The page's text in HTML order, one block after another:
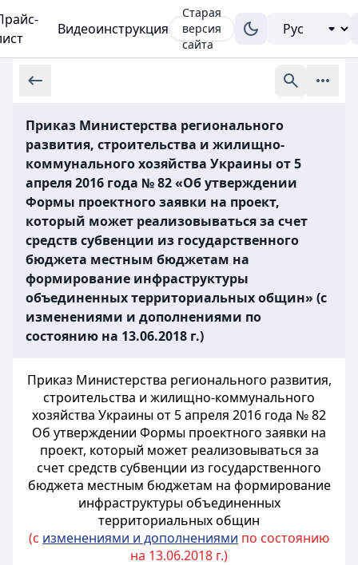
Видеоинструкция
Старая
версия
сайта
Приказ Министерства регионального
развития, строительства и жилищно-
коммунального хозяйства Украины от 5
апреля 2016 года № 82 «Об утверждении
Формы проектного заявки на проект,
который может реализовываться за счет
средств субвенции из государственного
бюджета местным бюджетам на
формирование инфраструктуры
объединенных территориальных общин» (с
изменениями и дополнениями по
состоянию на 13.06.2018 г.)
Приказ Министерства регионального развития,
строительства и жилищно-коммунального
хозяйства Украины от 5 апреля 2016 года № 82
Об утверждении Формы проектного заявки на
проект, который может реализовываться за
счет средств субвенции из государственного
бюджета местным бюджетам на формирование
инфраструктуры объединенных
территориальных общин
(с изменениями и дополнениями по состоянию
на 13.06.2018 г.)